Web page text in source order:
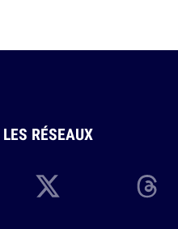
LES RÉSEAUX